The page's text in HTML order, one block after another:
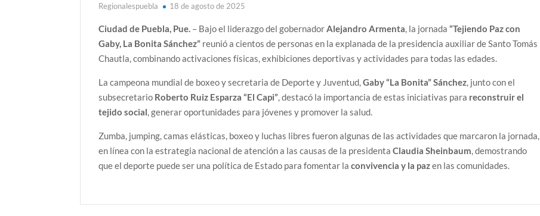
Regionalespuebla 18 de agosto de 2025
Ciudad de Puebla, Pue. – Bajo el liderazgo del gobernadorAlejandro Armenta, la jornada“Tejiendo Paz con
Gaby, La Bonita Sánchez” reunió a cientos de personas en la explanada de la presidencia auxiliar de Santo Tomás
Chautla, combinando activaciones físicas, exhibiciones deportivas y actividades para todas las edades.
La campeona mundial de boxeo y secretaria de Deporte y Juventud,Gaby “La Bonita” Sánchez, junto con el
subsecretario Roberto Ruiz Esparza “El Capi”, destacó la importancia de estas iniciativas para reconstruir el
tejido social, generar oportunidades para jóvenes y promover la salud.
Zumba, jumping, camas elásticas, boxeo y luchas libres fueron algunas de las actividades que marcaron la jornada,
en línea con la estrategia nacional de atención a las causas de la presidentaClaudia Sheinbaum, demostrando
que el deporte puede ser una política de Estado para fomentar laconvivencia y la pazen las comunidades.